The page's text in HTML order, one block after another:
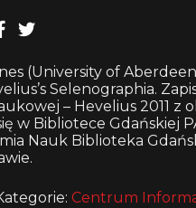
(University of
Selenographia.
– Hevelius 2011 z
w Bibliotece Gdańskiej
Nauk Biblioteka
Centrum